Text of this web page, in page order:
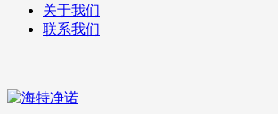
关于我们
联系我们